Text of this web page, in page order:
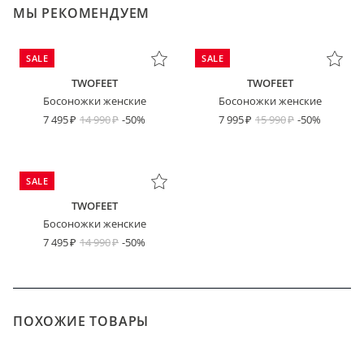
МЫ РЕКОМЕНДУЕМ
SALE
TWOFEET
Босоножки женские
7 495
14 990 -50%
SALE
TWOFEET
Босоножки женские
7 995
15 990 -50%
SALE
TWOFEET
Босоножки женские
7 495
14 990 -50%
ПОХОЖИЕ ТОВАРЫ